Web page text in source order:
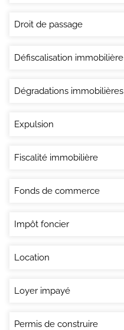
Droit de passage
Défiscalisation immobilière
Dégradations immobilières
Expulsion
Fiscalité immobilière
Fonds de commerce
Impôt foncier
Location
Loyer impayé
Permis de construire